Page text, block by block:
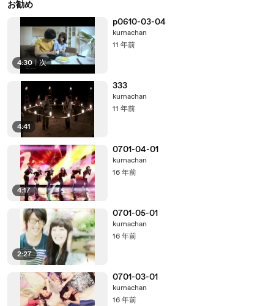
お勧め
4:30 | 次
p0610-03-04
kumachan
11 年前
4:41
333
kumachan
11 年前
4:17
0701-04-01
kumachan
16 年前
2:27
0701-05-01
kumachan
16 年前
0701-03-01
kumachan
16 年前